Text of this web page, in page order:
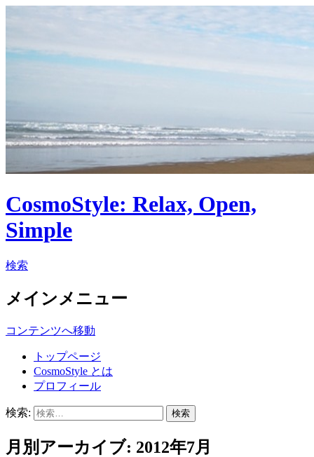
CosmoStyle: Relax, Open,
Simple
検索
メインメニュー
コンテンツへ移動
トップページ
CosmoStyle とは
プロフィール
検索:
月別アーカイブ: 2012年7月